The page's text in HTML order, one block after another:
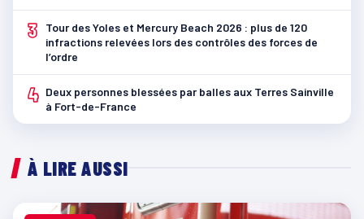
3
Tour des Yoles et Mercury Beach 2026 : plus de 120
infractions relevées lors des contrôles des forces de
l’ordre
4 Deux personnes blessées par balles aux Terres Sainville
à Fort-de-France
À LIRE AUSSI